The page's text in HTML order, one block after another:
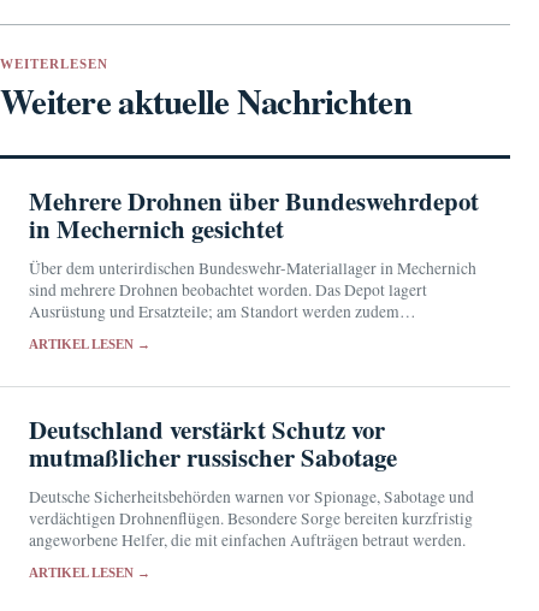
WEITERLESEN
Weitere aktuelle Nachrichten
Mehrere Drohnen über Bundeswehrdepot
in Mechernich gesichtet
Über dem unterirdischen Bundeswehr-Materiallager in Mechernich
sind mehrere Drohnen beobachtet worden. Das Depot lagert
Ausrüstung und Ersatzteile; am Standort werden zudem
ARTIKEL LESEN →
Deutschland verstärkt Schutz vor
mutmaßlicher russischer Sabotage
Deutsche Sicherheitsbehörden warnen vor Spionage, Sabotage und
verdächtigen Drohnenflügen. Besondere Sorge bereiten kurzfristig
angeworbene Helfer, die mit einfachen Aufträgen betraut werden.
ARTIKEL LESEN →